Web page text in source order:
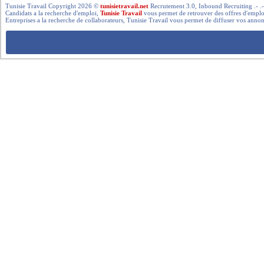
Tunisie Travail Copyright 2026 ©tunisietravail.net Recrutement 3.0, Inbound Recruiting .-
Candidats a la recherche d'emploi,Tunisie Travail vous permet de retrouver des offres
Entreprises a la recherche de collaborateurs, Tunisie Travail vous permet de diffuser vos